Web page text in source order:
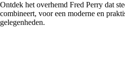
Ontdek het overhemd Fred Perry dat
combineert, voor een moderne en
gelegenheden.